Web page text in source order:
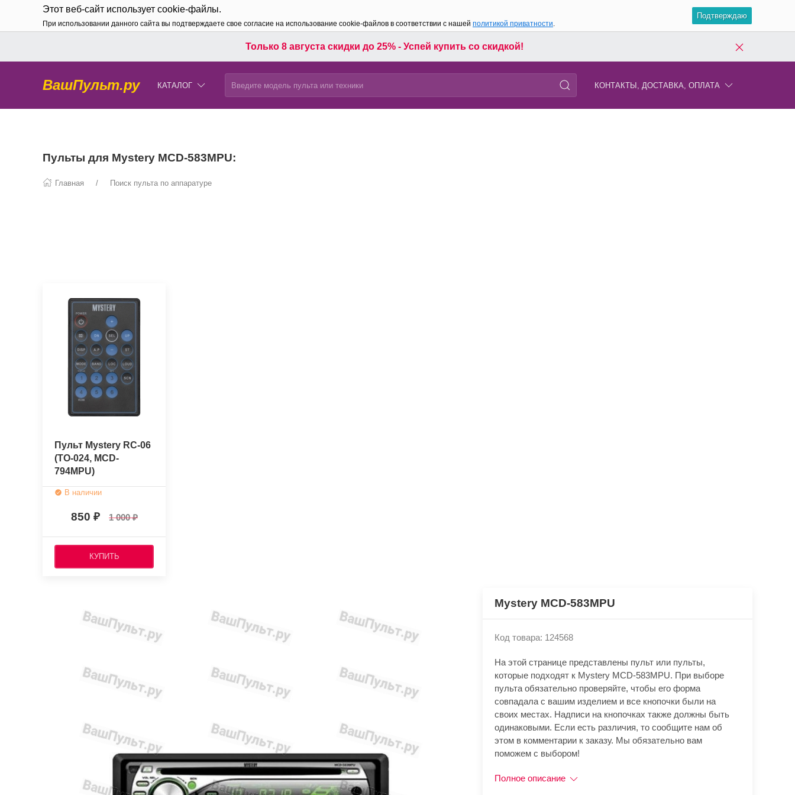
Этот веб-сайт использует cookie-файлы.
При использовании данного сайта вы подтверждаете свое согласие на использование cookie-файлов в соответствии с нашей политикой приватности.
Подтверждаю
Только 8 августа скидки до 25% - Успей купить со скидкой!
ВашПульт.ру КАТАЛОГ КОНТАКТЫ, ДОСТАВКА, ОПЛАТА
Пульты для Mystery MCD-583MPU:
Главная Поиск пульта по аппаратуре
Пульт Mystery RC-06
(TO-024, MCD-
794MPU)
(оригинальный)
В наличии
850 1 000
КУПИТЬ
Mystery MCD-583MPU
Код товара: 124568
На этой странице представлены пульт или пульты,
которые подходят к Mystery MCD-583MPU. При выборе
пульта обязательно проверяйте, чтобы его форма
совпадала с вашим изделием и все кнопочки были на
своих местах. Надписи на кнопочках также должны быть
одинаковыми. Если есть различия, то сообщите нам об
этом в комментарии к заказу. Мы обязательно вам
поможем с выбором!
Полное описание